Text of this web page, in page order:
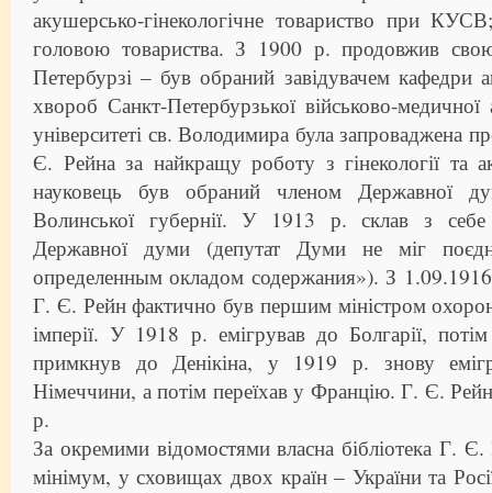
акушерсько-гінекологічне товариство при
головою товариства. З 1900 р. продовжив
Петербурзі – був обраний завідувачем кафедри
хвороб Санкт-Петербурзької військово-
університеті св. Володимира була запроваджена
Є. Рейна за найкращу роботу з гінекології та
науковець був обраний членом Державної
Волинської губернії. У 1913 р. склав з себе
Державної думи (депутат Думи не міг
определенным окладом содержания»). З
Г. Є. Рейн фактично був першим міністром
імперії. У 1918 р. емігрував до Болгарії,
примкнув до Денікіна, у 1919 р. знову
Німеччини, а потім переїхав у Францію. Г. Є.
р.
За окремими відомостями власна бібліотека Г. Є.
мінімум, у сховищах двох країн – України та